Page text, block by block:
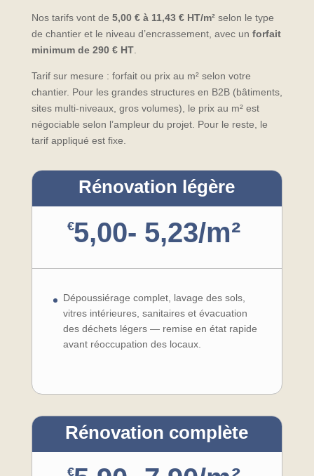
Nos tarifs vont de 5,00 € à 11,43 € HT/m²selon le type
de chantier et le niveau d’encrassement, avec un forfait
minimum de 290 € HT.
Tarif sur mesure : forfait ou prix au m² selon votre
chantier. Pour les grandes structures en B2B (bâtiments,
sites multi-niveaux, gros volumes), le prix au m² est
négociable selon l’ampleur du projet. Pour le reste, le
tarif appliqué est fixe.
Rénovation légère
€5,00- 5,23/m²
Dépoussiérage complet, lavage des sols,
vitres intérieures, sanitaires et évacuation
des déchets légers — remise en état rapide
avant réoccupation des locaux.
Rénovation complète
€